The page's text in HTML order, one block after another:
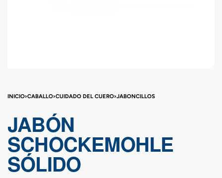
INICIO›CABALLO›CUIDADO DEL CUERO›JABONCILLOS
JABÓN
SCHOCKEMOHLE
SÓLIDO